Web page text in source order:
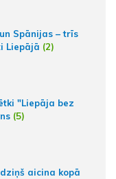
Spānijas – trīs
Liepājā (2)
"Liepāja bez
(5)
aicina kopā